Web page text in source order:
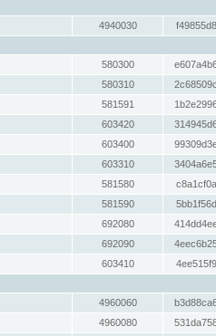
4940030
580300
580310
581591
603420
603400
603310
581580
581590
692080
692090
603410
4960060
4960080